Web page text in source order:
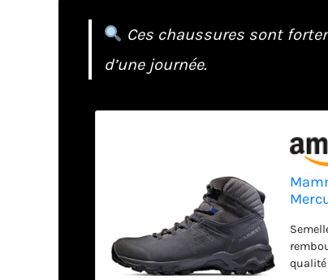
Ces chaussures sont
d’une journée.